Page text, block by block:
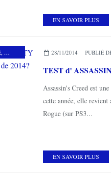
EN SAVOIR PLUS
, MES COUPS DE COEUR
28/11/2014 PUBLIÉ
Assassin's Creed est
cette année, elle
Rogue (sur PS3...
EN SAVOIR PLUS